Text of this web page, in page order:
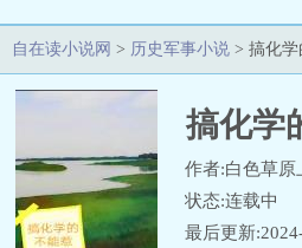
自在读小说网 > 历史军事小说 > 搞化
搞化学
作者:白色草原
状态:连载中
最后更新